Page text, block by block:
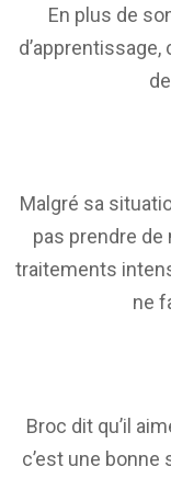
En plus de
Malgré sa
pas prendre
traitements
ne
Broc dit qu’il
c’est une